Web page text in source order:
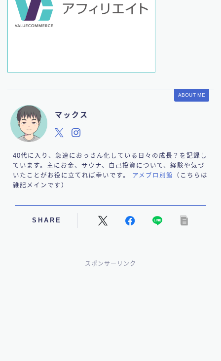
ABOUT ME
マックス
40代に入り、急速におっさん化している日々の成長？を記録し
ています。主にお金、サウナ、自己投資について、経験や気づ
いたことがお役に立てれば幸いです。
アメブロ別館
（こちらは
雑記メインです）
SHARE
スポンサーリンク